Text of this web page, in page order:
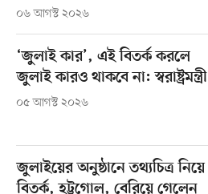
০৬ আগস্ট ২০২৬
‘জুলাই কার’, এই বিতর্ক করলে
জুলাই কারও থাকবে না: স্বরাষ্ট্রমন্ত্রী
০৫ আগস্ট ২০২৬
জুলাইয়ের অনুষ্ঠানে তথ্যচিত্র নিয়ে
বিতর্ক, হট্টগোল, বেরিয়ে গেলেন